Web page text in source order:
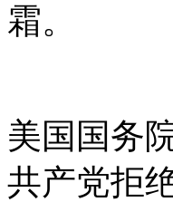
霜。
美国国务
共产党拒